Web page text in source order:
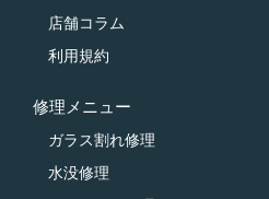
店舗コラム
利用規約
修理メニュー
ガラス割れ修理
水没修理